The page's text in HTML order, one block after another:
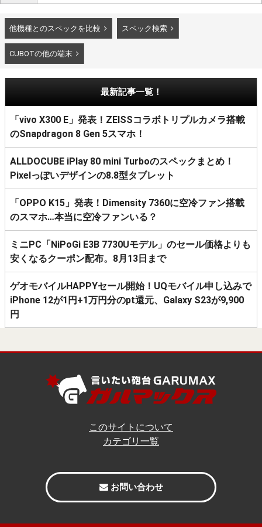
他機種とのスペックを比較 スペック検索
CUBOTの他の端末
最新記事一覧！
「vivo X300 E」発表！ZEISSコラボトリプルカメラ搭載
のSnapdragon 8 Gen 5スマホ！
ALLDOCUBE iPlay 80 mini Turboのスペックまとめ！
Pixelっぽいデザインの8.8型タブレット
「OPPO K15」発表！Dimensity 7360に空冷ファン搭載
のスマホ…本当に空冷ファンいる？
ミニPC「NiPoGi E3B 7730Uモデル」のセール価格よりも
安くなるクーポン配布。8月13日まで
ゲオモバイルHAPPYセール開始！UQモバイル申し込みで
iPhone 12が1円+1万円分のpt還元、Galaxy S23が9,900
円
このサイトについて
カテゴリ一覧
お問い合わせ